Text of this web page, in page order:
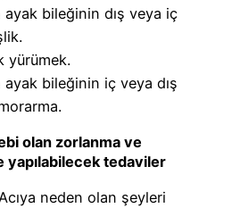
ayak bileğinin dış veya iç
yürümek.
ayak bileğinin iç veya dış
olan zorlanma ve
yapılabilecek tedaviler
neden olan şeyleri